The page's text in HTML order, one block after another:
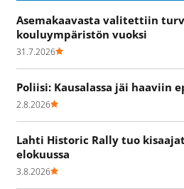
Asemakaavasta valitettiin
kouluympäristön vuoksi
31.7.2026
Poliisi: Kausalassa jäi haaviin
2.8.2026
Lahti Historic Rally tuo
elokuussa
3.8.2026